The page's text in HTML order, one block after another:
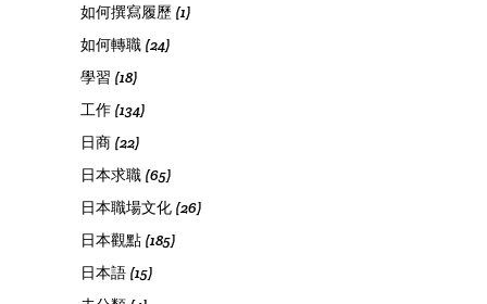
如何撰寫履歷 (1)
如何轉職 (24)
學習 (18)
工作 (134)
日商 (22)
日本求職 (65)
日本職場文化 (26)
日本觀點 (185)
日本語 (15)